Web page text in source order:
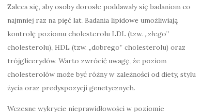
Zaleca się, aby osoby dorosłe poddawały się badaniom co
najmniej raz na pięć lat. Badania lipidowe umożliwiają
kontrolę poziomu cholesterolu LDL (tzw. „złego”
cholesterolu), HDL (tzw. „dobrego” cholesterolu) oraz
trójglicerydów. Warto zwrócić uwagę, że poziom
cholesterolów może być różny w zależności od diety, stylu
życia oraz predyspozycji genetycznych.
Wczesne wykrycie nieprawidłowości w poziomie